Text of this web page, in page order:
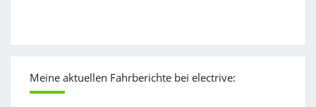
Meine aktuellen Fahrberichte bei electrive: